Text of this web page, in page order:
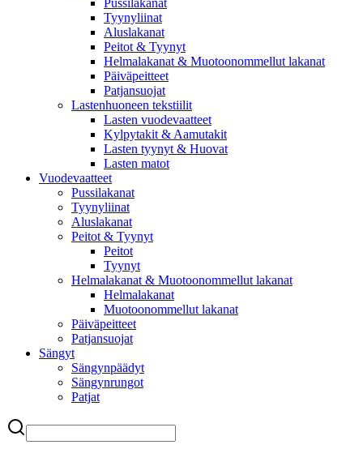
Pussilakanat
Tyynyliinat
Aluslakanat
Peitot & Tyynyt
Helmalakanat & Muotoonommellut lakanat
Päiväpeitteet
Patjansuojat
Lastenhuoneen tekstiilit
Lasten vuodevaatteet
Kylpytakit & Aamutakit
Lasten tyynyt & Huovat
Lasten matot
Vuodevaatteet
Pussilakanat
Tyynyliinat
Aluslakanat
Peitot & Tyynyt
Peitot
Tyynyt
Helmalakanat & Muotoonommellut lakanat
Helmalakanat
Muotoonommellut lakanat
Päiväpeitteet
Patjansuojat
Sängyt
Sängynpäädyt
Sängynrungot
Patjat
Etsi